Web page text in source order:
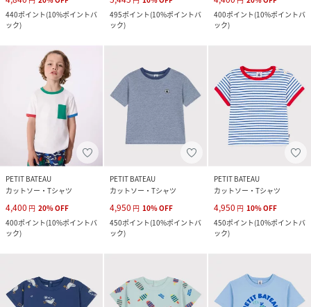
440ポイント(10%ポイントバ
ック)
495ポイント(10%ポイントバ
ック)
400ポイント(10%ポイントバ
ック)
PETIT BATEAU
カットソー・Tシャツ
4,400 円 20%OFF
400ポイント(10%ポイントバ
ック)
PETIT BATEAU
カットソー・Tシャツ
4,950 円 10%OFF
450ポイント(10%ポイントバ
ック)
PETIT BATEAU
カットソー・Tシャツ
4,950 円 10%OFF
450ポイント(10%ポイントバ
ック)